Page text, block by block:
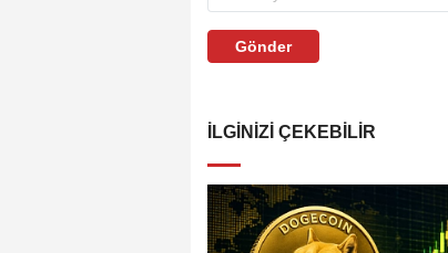
Gönder
İLGINIZI ÇEKEBILIR